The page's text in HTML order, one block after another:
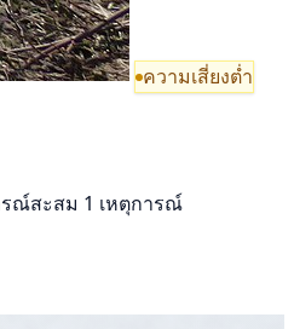
ความเสี่ยงต่ำ
ณ์สะสม 1 เหตุการณ์